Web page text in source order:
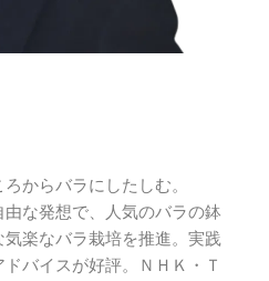
からバラにしたしむ。
な発想で、人気のバラの鉢
楽なバラ栽培を推進。実践
バイスが好評。ＮＨＫ・Ｔ